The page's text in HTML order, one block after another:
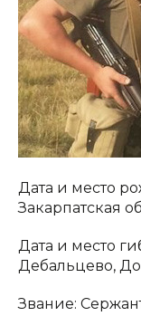
Дата и место
Закарпатская
Дата и место
Дебальцево,
Звание: